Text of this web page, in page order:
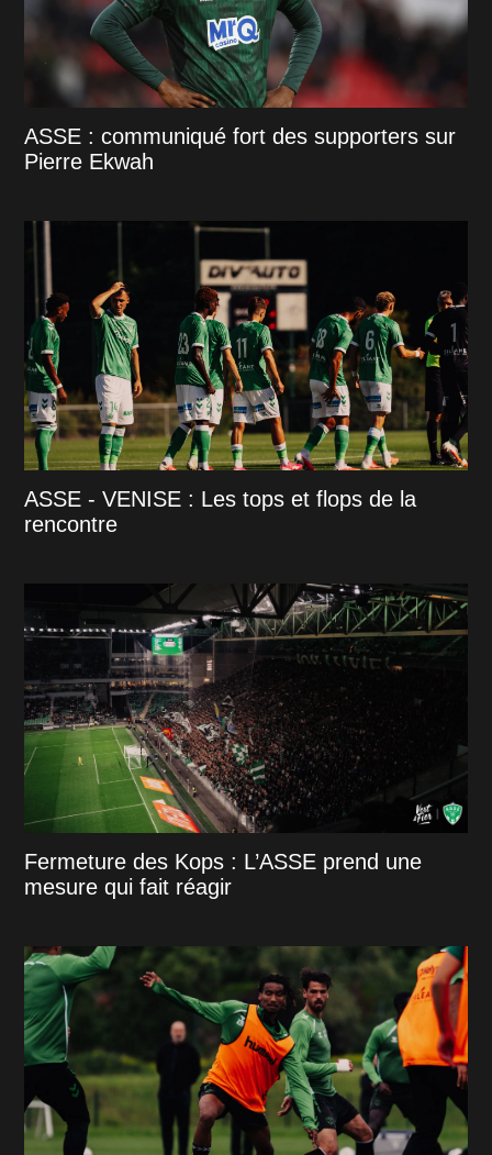
ASSE : communiqué fort des supporters sur
Pierre Ekwah
ASSE - VENISE : Les tops et flops de la
rencontre
Fermeture des Kops : L’ASSE prend une
mesure qui fait réagir